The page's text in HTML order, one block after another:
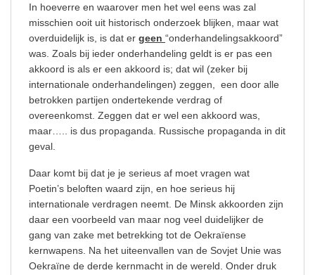
In hoeverre en waarover men het wel eens was zal
misschien ooit uit historisch onderzoek blijken, maar wat
overduidelijk is, is dat er geen “onderhandelingsakkoord”
was. Zoals bij ieder onderhandeling geldt is er pas een
akkoord is als er een akkoord is; dat wil (zeker bij
internationale onderhandelingen) zeggen,
een door alle
betrokken partijen ondertekende verdrag of
overeenkomst. Zeggen dat er wel een akkoord was,
maar….. is dus propaganda. Russische propaganda in dit
geval.
Daar komt bij dat je je serieus af moet vragen wat
Poetin’s beloften waard zijn, en hoe serieus hij
internationale verdragen neemt. De Minsk akkoorden zijn
daar een voorbeeld van maar nog veel duidelijker de
gang van zake met betrekking tot de Oekraïense
kernwapens. Na het uiteenvallen van de Sovjet Unie was
Oekraïne de derde kernmacht in de wereld. Onder druk